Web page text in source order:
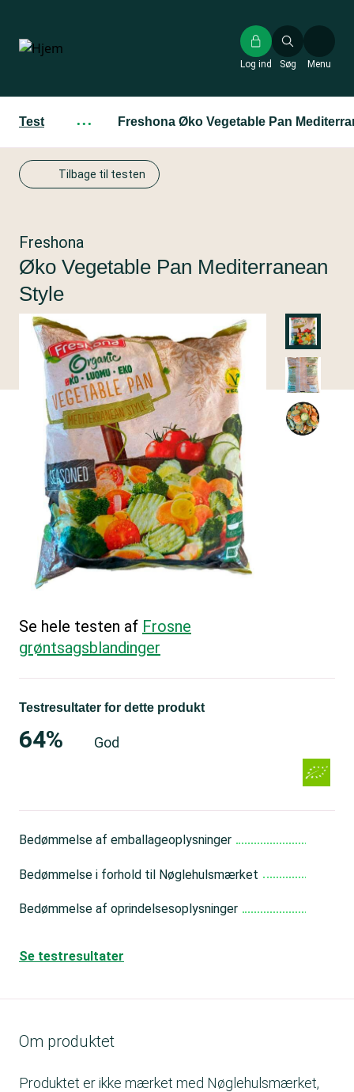
hovedindhold
Søg
Log ind Menu
Test ··· Freshona Øko Vegetable Pan
Tilbage til testen
Freshona
Øko Vegetable Pan Mediterranean
Style
Se hele testen af Frosne
grøntsagsblandinger
Testresultater for dette produkt
64% God
Bedømmelse af emballageoplysninger
Bedømmelse i forhold til Nøglehulsmærket
Bedømmelse af oprindelsesoplysninger
Se testresultater
Om produktet
Produktet er ikke mærket med Nøglehulsmærket,